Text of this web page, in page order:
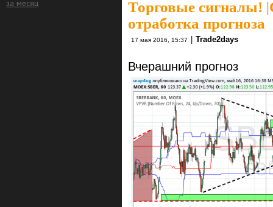
за месяц
Торговые сигналы! |
отработка прогноза
17 мая 2016, 15:37 Trade2days
Вчерашний прогноз